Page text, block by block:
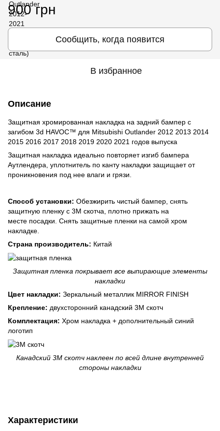
900 грн
Сообщить, когда появится
В избранное
Описание
Защитная хромированная накладка на задний бампер с
загибом 3d HAVOC™ для Mitsubishi Outlander 2012 2013 2014
2015 2016 2017 2018 2019 2020 2021 годов выпуска
Защитная накладка идеально повторяет изгиб бампера
Аутлендера, уплотнитель по канту накладки защищает от
проникновения под нее влаги и грязи.
Способ установки: Обезжирить чистый бампер, снять
защитную пленку с 3М скотча, плотно прижать на
месте посадки. Снять защитные пленки на самой хром
накладке.
Страна производитель: Китай
Защитная пленка покрывает все выпирающие элементы
накладки
Цвет накладки: Зеркальный металлик MIRROR FINISH
Крепление: двухсторонний канадский 3М скотч
Комплектация: Хром накладка + дополнительный синий
логотип
Канадский 3М скотч наклеен по всей длине внутренней
стороны накладки
Характеристики